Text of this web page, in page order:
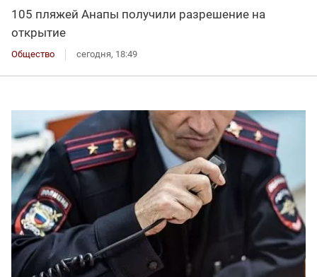
105 пляжей Анапы получили разрешение на
открытие
Общество сегодня, 18:49